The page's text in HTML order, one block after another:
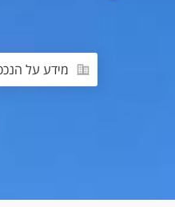
מידע על